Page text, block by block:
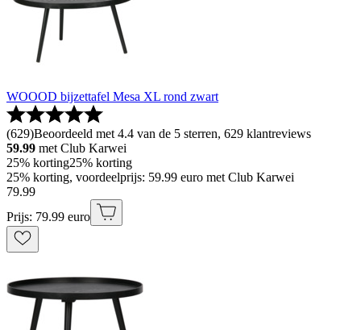
WOOOD bijzettafel Mesa XL rond zwart
(629)Beoordeeld met 4.4 van de 5 sterren, 629 klantreviews
59.99 met Club Karwei
25% korting25% korting
25% korting, voordeelprijs: 59.99 euro met Club Karwei
79.99
Prijs: 79.99 euro